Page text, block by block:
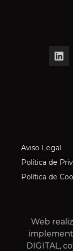
Aviso Legal
Política de
Política de
Web
DIGITAL,